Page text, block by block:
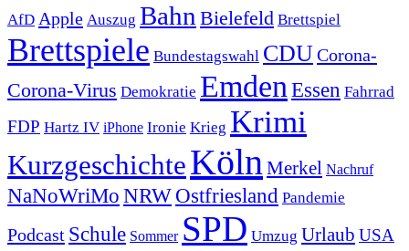
AfD Apple Auszug Bahn Bielefeld Brettspiel
Brettspiele Bundestagswahl CDUCorona-
Corona-Virus Demokratie Emden Essen Fahrrad
FDP Hartz IV iPhone Ironie Krieg Krimi
KurzgeschichteKölnMerkel Nachruf
NaNoWriMo NRWOstfriesland Pandemie
Podcast Schule Sommer SPD Umzug Urlaub USA